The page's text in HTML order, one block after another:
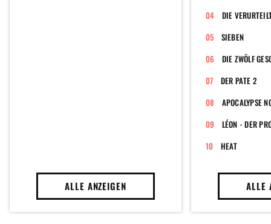
ALLE ANZEIGEN
DIE
SIEBEN
DIE ZWÖLF
DER PATE 2
APOCALYPSE
LÉON - DER
HEAT
ALLE